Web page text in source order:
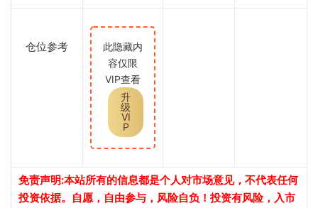
仓位参考
此隐藏内
容仅限
VIP查看
升
级
VI
P
免责声明:本站所有的信息都是个人对市场意见，不代表任何
投资依据。自愿，自由参与，风险自负！投资有风险，入市